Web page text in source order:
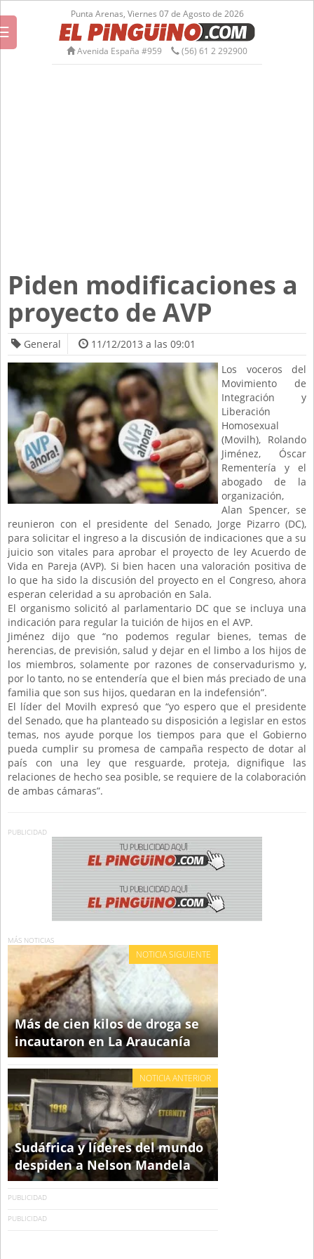
Punta Arenas, Viernes 07 de Agosto de 2026
Avenida España #959 (56) 61 2 292900
Piden modificaciones a
proyecto de AVP
General
11/12/2013 a las 09:01
Los voceros del
Movimiento de
Integración y
Liberación
Homosexual
(Movilh), Rolando
Jiménez, Óscar
Rementería y el
abogado de la
organización,
Alan Spencer, se
reunieron con el presidente del Senado, Jorge Pizarro (DC),
para solicitar el ingreso a la discusión de indicaciones que a su
juicio son vitales para aprobar el proyecto de ley Acuerdo de
Vida en Pareja (AVP). Si bien hacen una valoración positiva de
lo que ha sido la discusión del proyecto en el Congreso, ahora
esperan celeridad a su aprobación en Sala.
El organismo solicitó al parlamentario DC que se incluya una
indicación para regular la tuición de hijos en el AVP.
Jiménez dijo que “no podemos regular bienes, temas de
herencias, de previsión, salud y dejar en el limbo a los hijos de
los miembros, solamente por razones de conservadurismo y,
por lo tanto, no se entendería que el bien más preciado de una
familia que son sus hijos, quedaran en la indefensión”.
El líder del Movilh expresó que “yo espero que el presidente
del Senado, que ha planteado su disposición a legislar en estos
temas, nos ayude porque los tiempos para que el Gobierno
pueda cumplir su promesa de campaña respecto de dotar al
país con una ley que resguarde, proteja, dignifique las
relaciones de hecho sea posible, se requiere de la colaboración
de ambas cámaras”.
PUBLICIDAD
MÁS NOTICIAS
NOTICIA SIGUIENTE
Más de cien kilos de droga se
incautaron en La Araucanía
NOTICIA ANTERIOR
Sudáfrica y líderes del mundo
despiden a Nelson Mandela
PUBLICIDAD
PUBLICIDAD